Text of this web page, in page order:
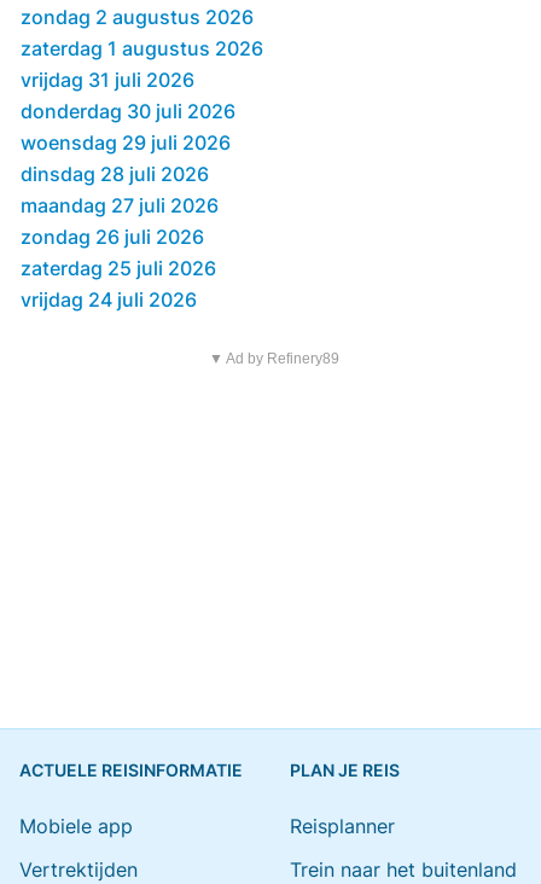
zondag 2 augustus 2026
zaterdag 1 augustus 2026
vrijdag 31 juli 2026
donderdag 30 juli 2026
woensdag 29 juli 2026
dinsdag 28 juli 2026
maandag 27 juli 2026
zondag 26 juli 2026
zaterdag 25 juli 2026
vrijdag 24 juli 2026
▼ Ad by Refinery89
ACTUELE REISINFORMATIE
Mobiele app
Vertrektijden
PLAN JE REIS
Reisplanner
Trein naar het buitenland